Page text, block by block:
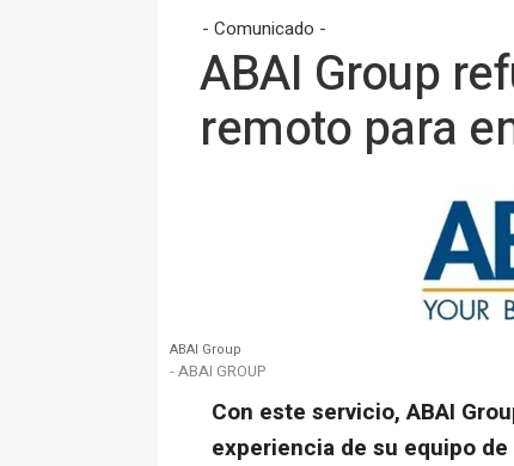
- Comunicado -
ABAI Group
remoto para
ABAI Group
- ABAI GROUP
Con este servicio, ABAI
experiencia de su equipo